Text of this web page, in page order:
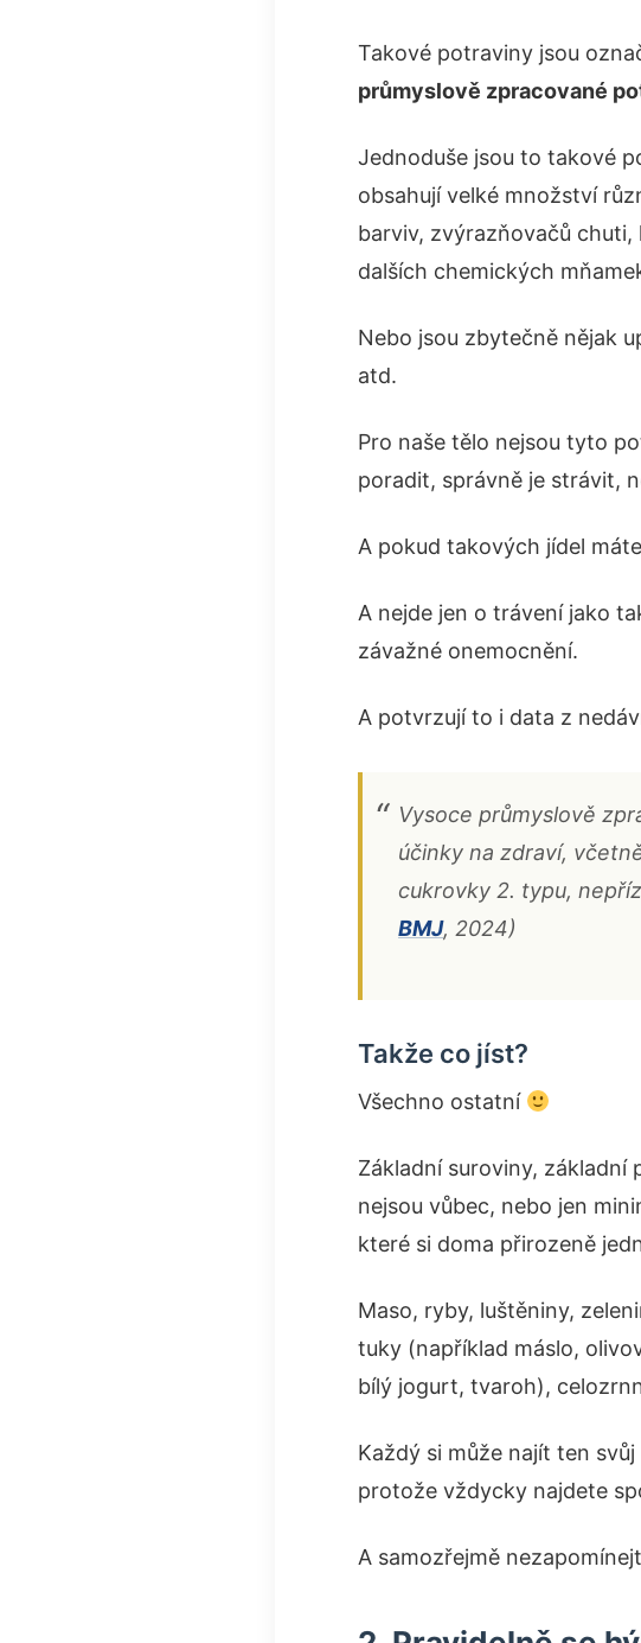
Takové potraviny jsou
průmyslově zpracované
Jednoduše jsou to takové
obsahují velké množství
barviv, zvýrazňovačů chuti,
dalších chemických
Nebo jsou zbytečně nějak
atd.
Pro naše tělo nejsou tyto
poradit, správně je strávit,
A pokud takových jídel
A nejde jen o trávení jako
závažné onemocnění.
A potvrzují to i data z
Vysoce průmyslově
účinky na zdraví,
cukrovky 2. typu,
BMJ, 2024)
Takže co jíst?
Všechno ostatní
Základní suroviny, základní
nejsou vůbec, nebo jen
které si doma přirozeně
Maso, ryby, luštěniny,
tuky (například máslo,
bílý jogurt, tvaroh),
Každý si může najít ten
protože vždycky najdete
A samozřejmě